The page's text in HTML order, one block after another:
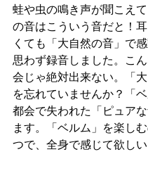
蛙や虫の鳴き声が聞こえ
の音はこういう音だと！
くても「大自然の音」で感
思わず録音しました。こ
会じゃ絶対出来ない。「大
を忘れていませんか？「
都会で失われた「ピュア
ます。「ベルム」を楽し
つで、全身で感じて欲しい